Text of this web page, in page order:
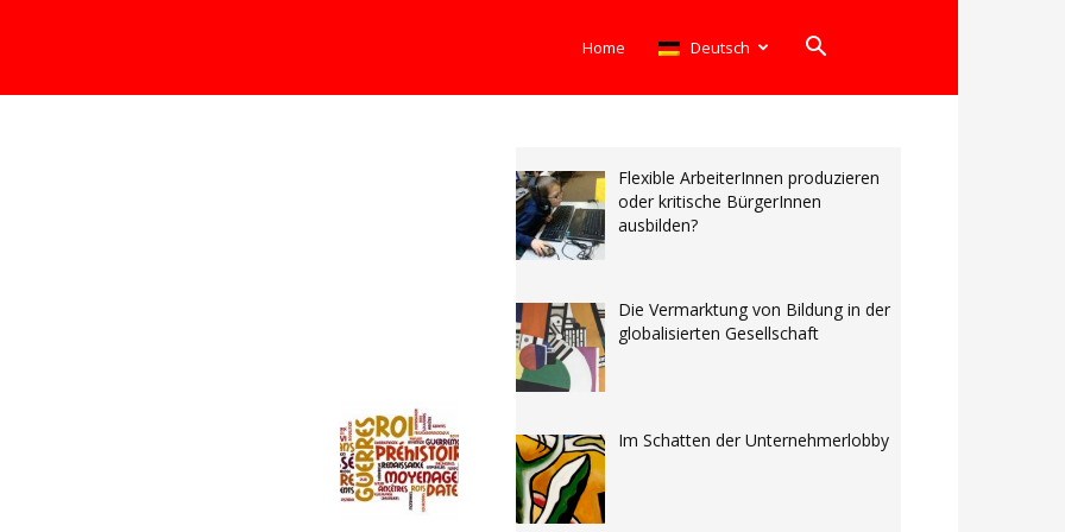
Home Deutsch
Flexible ArbeiterInnen produzieren
oder kritische BürgerInnen
ausbilden?
Die Vermarktung von Bildung in der
globalisierten Gesellschaft
Im Schatten der Unternehmerlobby